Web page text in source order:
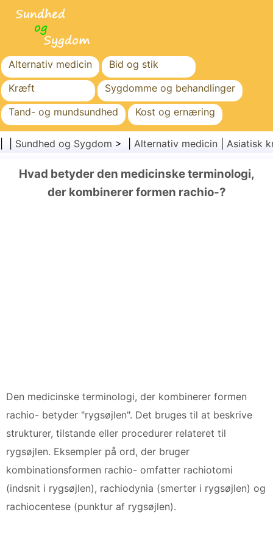
Alternativ medicin
Bid og stik
Kræft
Sygdomme og behandlinger
Tand- og mundsundhed
Kost og ernæring
Familiesundhed
Sundhedssektoren
Kirurgi og procedurer
Sundhed og Sygdom > | Alternativ medicin Asiatisk
Hvad betyder den medicinske terminologi,
der kombinerer formen rachio-?
Den medicinske terminologi, der kombinerer formen
rachio- betyder "rygsøjlen". Det bruges til at beskrive
strukturer, tilstande eller procedurer relateret til
rygsøjlen. Eksempler på ord, der bruger
kombinationsformen rachio- omfatter rachiotomi
(indsnit i rygsøjlen), rachiodynia (smerter i rygsøjlen) og
rachiocentese (punktur af rygsøjlen).